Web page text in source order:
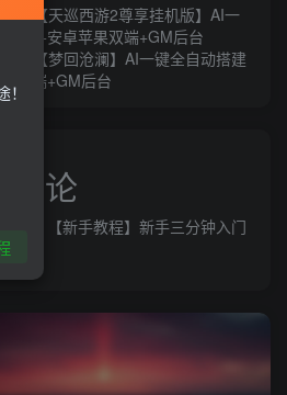
MH【天巡西游2尊享挂机版】AI一
搭建+安卓苹果双端+GM后台
MH【梦回沧澜】AI一键全自动搭建
果双端+GM后台
评论
【新手教程】新手三分钟入门
建